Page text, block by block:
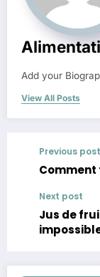
Add your
View All Posts
Previous post
Comment
Next post
Jus de